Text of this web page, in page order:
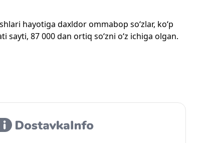
hayotiga daxldor ommabop so‘zlar, ko‘p
87 000 dan ortiq so‘zni o‘z ichiga olgan.